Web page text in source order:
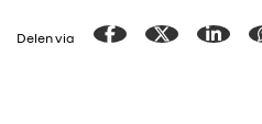
Delen via